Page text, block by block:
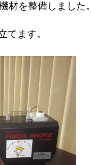
材を整備しました。
ます。